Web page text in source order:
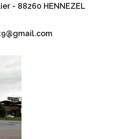
- 88260 HENNEZEL